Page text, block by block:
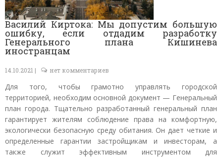
Василий Киртока: Мы допустим большую
ошибку, если отдадим разработку
Генерального плана Кишинева
иностранцам
14.10.2021 | нет комментариев
Для того, чтобы грамотно управлять городской
территорией, необходим основной документ — Генеральный
план города. Тщательно разработанный генеральный план
гарантирует жителям соблюдение права на комфортную,
экологически безопасную среду обитания. Он дает четкие и
определенные гарантии застройщикам и инвесторам, а
также служит эффективным инструментом для